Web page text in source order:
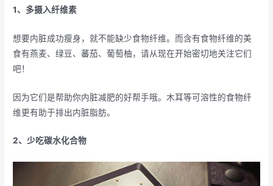
1、多摄入纤维素
想要内脏成功瘦身，就不能缺少食物纤维。而含有食物纤维的美
食有燕麦、绿豆、蕃茄、葡萄柚，请从现在开始密切地关注它们
吧！
因为它们是帮助你内脏减肥的好帮手哦。木耳等可溶性的食物纤
维更有助于排出内脏脂肪。
2、少吃碳水化合物